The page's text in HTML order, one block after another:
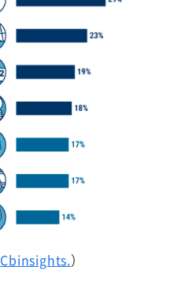
Cbinsights.）